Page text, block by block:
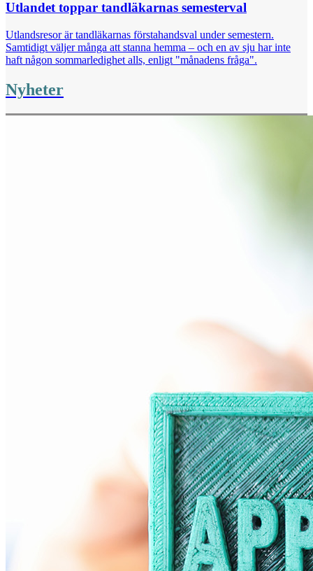
Utlandet toppar tandläkarnas semesterval
Utlandsresor är tandläkarnas förstahandsval under semestern.
Samtidigt väljer många att stanna hemma – och en av sju har inte
haft någon sommarledighet alls, enligt "månadens fråga".
Nyheter